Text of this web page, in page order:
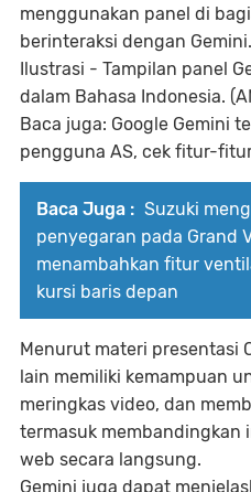
menggunakan panel di
berinteraksi dengan Gemini.
Ilustrasi - Tampilan panel
dalam Bahasa Indonesia.
Baca juga: Google Gemini
pengguna AS, cek fitur-
Baca Juga : Suzuki
penyegaran pada Grand
menambahkan fitur
kursi baris depan
Menurut materi presentasi
lain memiliki kemampuan
meringkas video, dan
termasuk
web secara langsung.
Gemini juga dapat